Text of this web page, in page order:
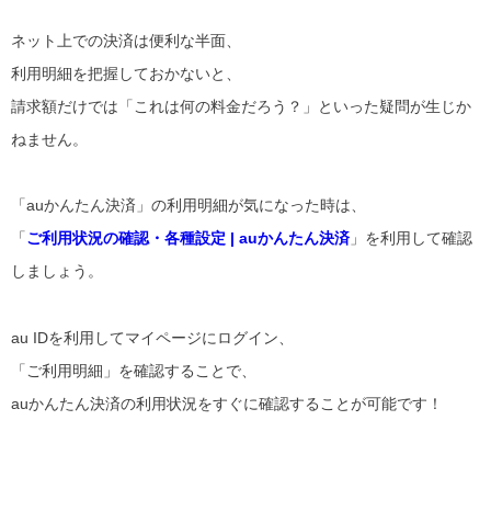
ネット上での決済は便利な半面、
利用明細を把握しておかないと、
請求額だけでは「これは何の料金だろう？」といった疑問が生じか
ねません。
「auかんたん決済」の利用明細が気になった時は、
「ご利用状況の確認・各種設定 | auかんたん決済 」を利用して確認
しましょう。
au IDを利用してマイページにログイン、
「ご利用明細」を確認することで、
auかんたん決済の利用状況をすぐに確認することが可能です！